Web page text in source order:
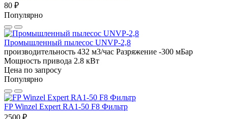
80 ₽
Популярно
Промышленный пылесос UNVP-2,8
производительность 432 м3/час Разряжение -300 мБар
Мощность привода 2.8 кВт
Цена по запросу
Популярно
FP Winzel Expert RA1-50 F8 Фильтр
2500 ₽